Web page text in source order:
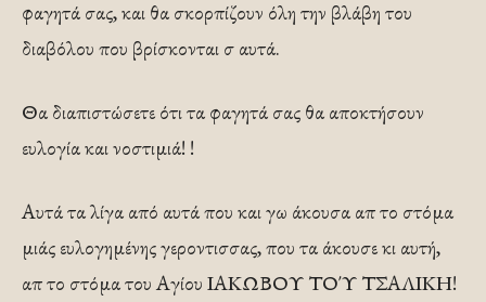
φαγητά σας, και θα σκορπίζουν όλη την βλάβη του
διαβόλου που βρίσκονται σ αυτά.
Θα διαπιστώσετε ότι τα φαγητά σας θα αποκτήσουν
ευλογία και νοστιμιά! !
Αυτά τα λίγα από αυτά που και γω άκουσα απ το στόμα
μιάς ευλογημένης γεροντισσας, που τα άκουσε κι αυτή,
απ το στόμα του Αγίου ΙΑΚΩΒΟΥ ΤΟΎ ΤΣΑΛΙΚΗ!